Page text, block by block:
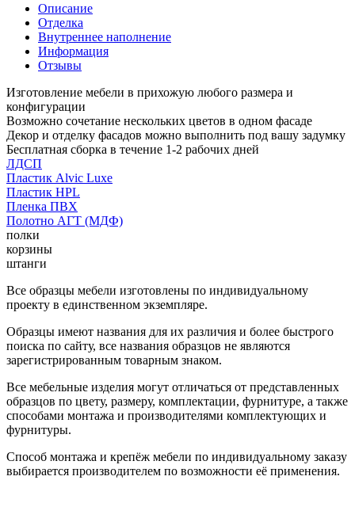
Описание
Отделка
Внутреннее наполнение
Информация
Отзывы
Изготовление мебели в прихожую любого размера и
конфигурации
Возможно сочетание нескольких цветов в одном фасаде
Декор и отделку фасадов можно выполнить под вашу задумку
Бесплатная сборка в течение 1-2 рабочих дней
ЛДСП
Пластик Alvic Luxe
Пластик HPL
Пленка ПВХ
Полотно АГТ (МДФ)
полки
корзины
штанги
Все образцы мебели изготовлены по индивидуальному
проекту в единственном экземпляре.
Образцы имеют названия для их различия и более быстрого
поиска по сайту, все названия образцов не являются
зарегистрированным товарным знаком.
Все мебельные изделия могут отличаться от представленных
образцов по цвету, размеру, комплектации, фурнитуре, а также
способами монтажа и производителями комплектующих и
фурнитуры.
Способ монтажа и крепёж мебели по индивидуальному заказу
выбирается производителем по возможности её применения.